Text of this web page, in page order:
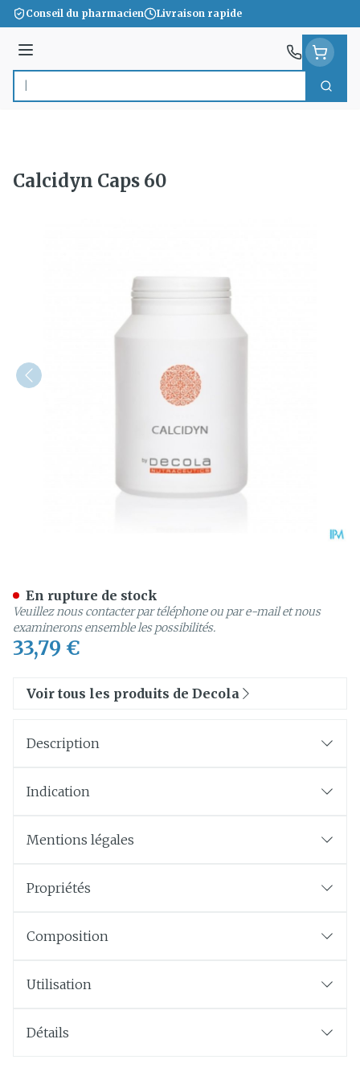
Aller au contenu
Conseil du pharmacien Livraison rapide
Menu
Rechercher
Calcidyn Caps 60
33,79 €
En rupture de stock
Veuillez nous contacter par téléphone ou par e-mail et nous
examinerons ensemble les possibilités.
Voir tous les produits de Decola
Description
Indication
Mentions légales
Propriétés
Composition
Utilisation
Détails